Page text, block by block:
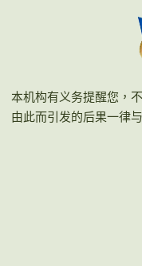
本机构有义务提醒您，
由此而引发的后果一律